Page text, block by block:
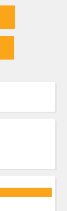
Articolo
Articolo